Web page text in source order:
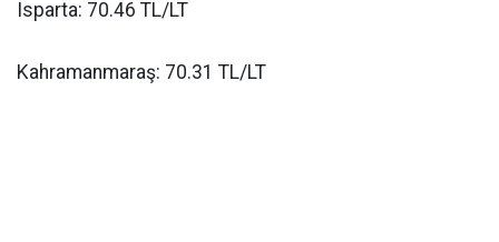
Isparta: 70.46 TL/LT
Kahramanmaraş: 70.31 TL/LT